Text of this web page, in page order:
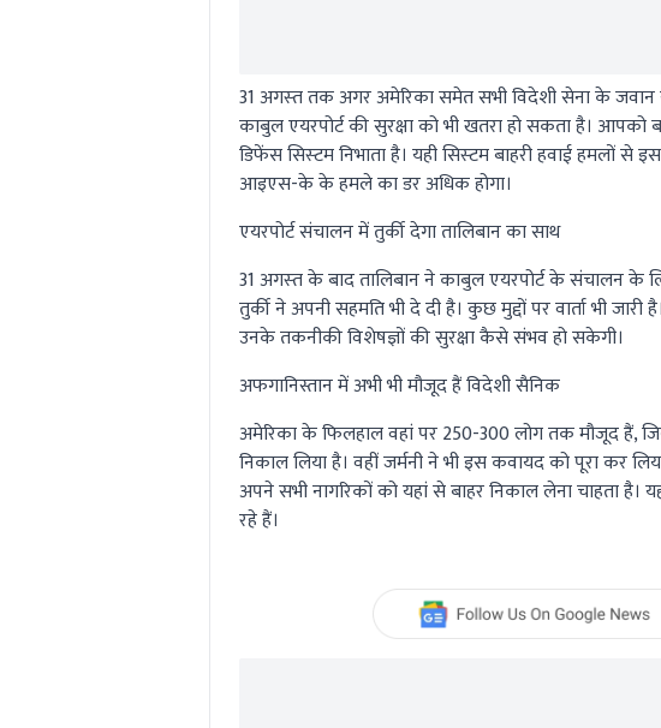
31 अगस्‍त तक अगर अमेरिका समेत सभी विदेशी सेना के जवान
काबुल एयरपोर्ट की सुरक्षा को भी खतरा हो सकता है।
डिफेंस सिस्‍टम निभाता है। यही सिस्‍टम बाहरी हवाई हमलों
आइएस-के के हमले का डर अधिक होगा।
एयरपोर्ट संचालन में तुर्की देगा तालिबान का साथ
31 अगस्‍त के बाद तालिबान ने काबुल एयरपोर्ट के संचालन
तुर्की ने अपनी सहमति भी दे दी है। कुछ मुद्दों पर वार्ता भी
उनके तकनीकी विशेषज्ञों की सुरक्षा कैसे संभव हो सकेगी।
अफगानिस्तान में अभी भी मौजूद हैं विदेशी सैनिक
अमेरिका के फिलहाल वहां पर 250-300 लोग तक मौजूद हैं,
निकाल लिया है। वहीं जर्मनी ने भी इस कवायद को पूरा कर
अपने सभी नागरिकों को यहां से बाहर निकाल लेना चाहता
रहे हैं।